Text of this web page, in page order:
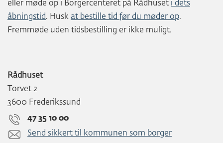
eller møde op i Borgercenteret på Rådhuset i dets
åbningstid. Husk at bestille tid før du møder op.
Fremmøde uden tidsbestilling er ikke muligt.
Rådhuset
Torvet 2
3600 Frederikssund
47 35 10 00
Send sikkert til kommunen som borger